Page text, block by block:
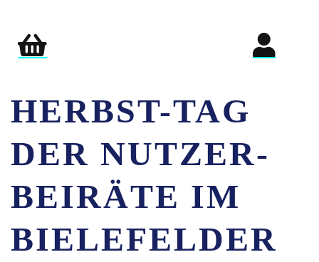
HERBST-TAG
DER NUTZER-
BEIRÄTE IM
BIELEFELDER